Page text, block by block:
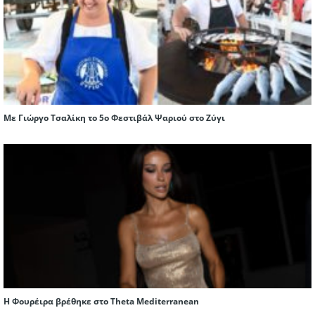
Με Γιώργο Τσαλίκη το 5ο Φεστιβάλ Ψαριού στο Ζύγι
Η Φουρέιρα βρέθηκε στο Theta Mediterranean